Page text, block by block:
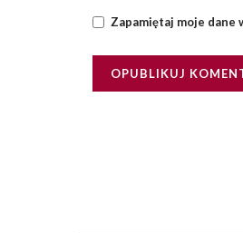
Zapamiętaj moje dane